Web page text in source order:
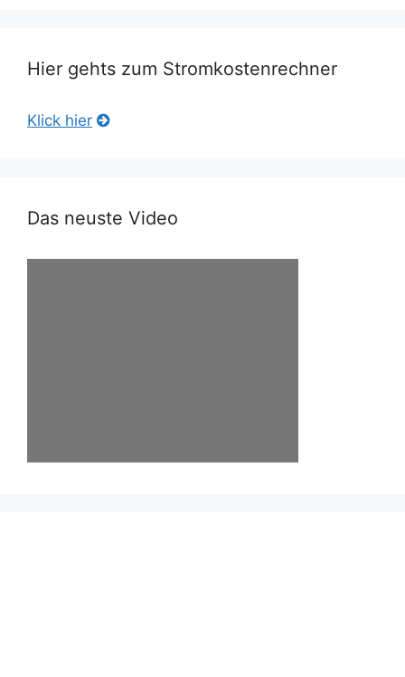
Hier gehts zum Stromkostenrechner
Klick hier
Das neuste Video